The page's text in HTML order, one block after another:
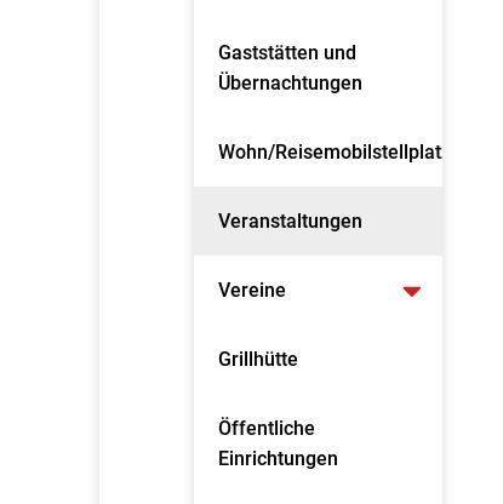
Gaststätten und
Übernachtungen
Wohn/Reisemobilstellplatz
Veranstaltungen
Vereine
Grillhütte
Öffentliche
Einrichtungen